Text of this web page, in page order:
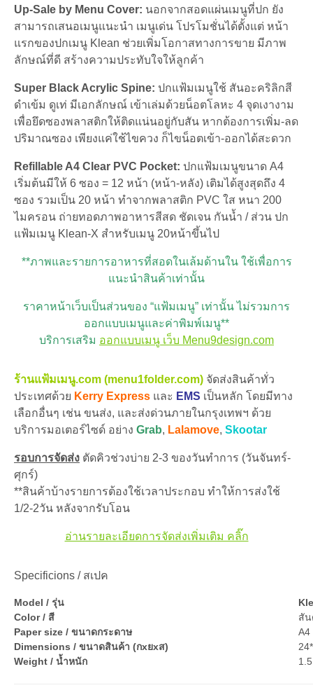
Up-Sale by Menu Cover: นอกจากสอดแผ่นเมนูที่ปก ยัง
สามารถเสนอเมนูแนะนำ เมนูเด่น โปรโมชั่นได้ตั้งแต่ หน้า
แรกของปกเมนู Klean ช่วยเพิ่มโอกาสทางการขาย มีภาพ
ลักษณ์ที่ดี สร้างความประทับใจให้ลูกค้า
Super Black Acrylic Spine: ปกแฟ้มเมนูใช้ สันอะคริลิกสี
ดำเข้ม ดูเท่ มีเอกลักษณ์ เข้าเล่มด้วยน็อตโลหะ 4 จุดเงางาม
เพื่อยึดซองพลาสติกให้ติดแน่นอยู่กับสัน หากต้องการเพิ่ม-ลด
ปริมาณซอง เพียงแค่ใช้ไขควง ก็ไขน็อตเข้า-ออกได้สะดวก
Refillable A4 Clear PVC Pocket: ปกแฟ้มเมนูขนาด A4
เริ่มต้นมีให้ 6 ซอง = 12 หน้า (หน้า-หลัง) เติมได้สูงสุดถึง 4
ซอง รวมเป็น 20 หน้า ทำจากพลาสติก PVC ใส หนา 200
ไมครอน ถ่ายทอดภาพอาหารสีสด ชัดเจน กันน้ำ / ส่วน ปก
แฟ้มเมนู Klean-X สำหรับเมนู 20หน้าขึ้นไป
**ภาพและรายการอาหารที่สอดในเล้มด้านใน ใช้เพื่อการ
แนะนำสินค้าเท่านั้น
ราคาหน้าเว็บเป็นส่วนของ “แฟ้มเมนู” เท่านั้น ไม่รวมการ
ออกแบบเมนูและค่าพิมพ์เมนู**
บริการเสริม ออกแบบเมนู เว็บ Menu9design.com
ร้านแฟ้มเมนู.com (menu1folder.com) จัดส่งสินค้าทั่ว
ประเทศด้วย Kerry Express และ EMS เป็นหลัก โดยมีทาง
เลือกอื่นๆ เช่น ขนส่ง, และส่งด่วนภายในกรุงเทพฯ ด้วย
บริการมอเตอร์ไซด์ อย่าง Grab, Lalamove, Skootar
รอบการจัดส่ง ตัดคิวช่วงบ่าย 2-3 ของวันทำการ (วันจันทร์-
ศุกร์)
**สินค้าบ้างรายการต้องใช้เวลาประกอบ ทำให้การส่งใช้
1/2-2วัน หลังจากรับโอน
อ่านรายละเอียดการจัดส่งเพิ่มเติม คลิ๊ก
Specificions / สเปค
Model / รุ่น
Color / สี
สัน
Paper size / ขนาดกระดาษ
A4
Dimensions / ขนาดสินค้า (กxยxส)
Weight / น้ำหนัก